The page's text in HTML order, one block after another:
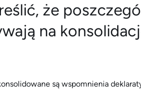
że
na
są wspomnienia